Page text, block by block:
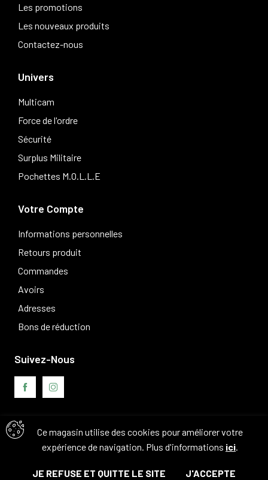
Les promotions
Les nouveaux produits
Contactez-nous
Univers
Multicam
Force de l'ordre
Sécurité
Surplus Militaire
Pochettes M.O.L.L.E
Votre Compte
Informations personnelles
Retours produit
Commandes
Avoirs
Adresses
Bons de réduction
Ce magasin utilise des cookies pour améliorer votre
expérience de navigation. Plus d'informations ici.
JE REFUSE ET QUITTE LE SITE J'ACCEPTE
Suivez-Nous
Avis clients